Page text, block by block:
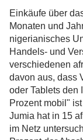
Einkäufe über
Monaten und
nigerianisches
Handels- und
verschiedenen
davon aus, dass
oder Tablets den
Prozent mobil"
Jumia hat in 15
im Netz